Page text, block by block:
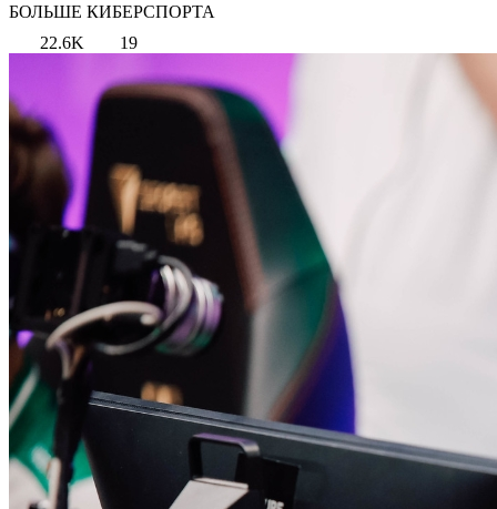
БОЛЬШЕ КИБЕРСПОРТА
22.6K
19